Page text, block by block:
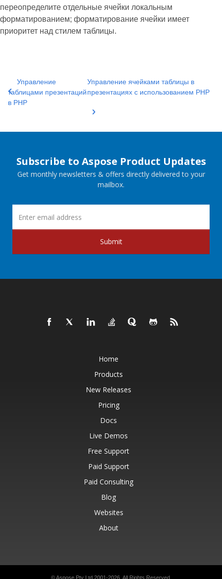
переопределите отдельные ячейки локальным
форматированием; форматирование ячейки имеет
приоритет над стилем таблицы.
Управление
таблицами презентаций
в PHP
Управление ячейками таблицы в
презентациях с использованием PHP
Subscribe to Aspose Product Updates
Get monthly newsletters & offers directly delivered to your
mailbox.
Submit
Home
Products
New Releases
Pricing
Docs
Live Demos
Free Support
Paid Support
Paid Consulting
Blog
Websites
About
© Aspose Pty Ltd 2001-2026. All Rights Reserved.